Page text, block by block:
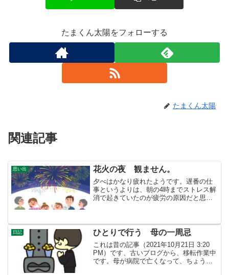
たまくん太陽をフォローする
たまくん太陽
関連記事
思い出 花火の夜 観ません。
夕べはかなり疲れたようです。遅番の仕
事というよりは、朝の4時までストレス解
消で起きていたのが疲労の原因だと思わ
どんどんと太鼓をたたいたような音が聞
こえてきます。外では花...
日記 ひとりで行う 母の一周忌
これは昔の記事（2021年10月21日 3:20
PM）です、古いブログから、移転作業中
です。母が病院で亡くなって、ちょうど